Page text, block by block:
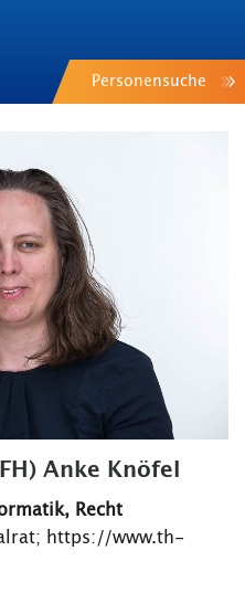
Personensuche
Anke Knöfel
Recht
https://www.th-